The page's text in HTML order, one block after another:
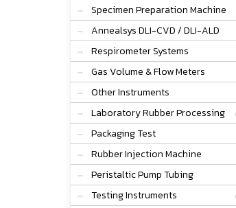
Specimen Preparation Machine
Annealsys DLI-CVD / DLI-ALD
Respirometer Systems
Gas Volume & Flow Meters
Other Instruments
Laboratory Rubber Processing
Packaging Test
Rubber Injection Machine
Peristaltic Pump Tubing
Testing Instruments